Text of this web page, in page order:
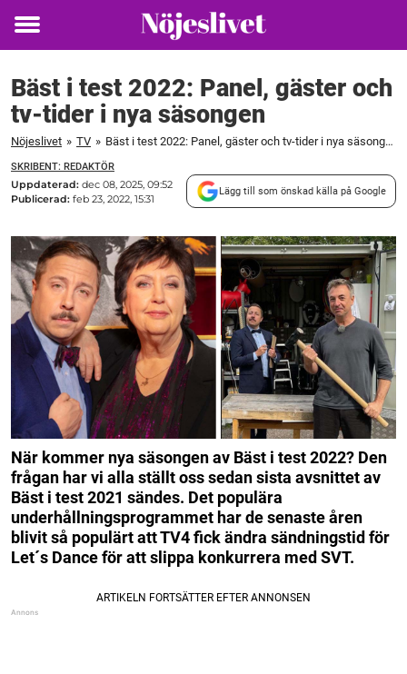
Toggle
Bäst i test 2022: Panel, gäster och
tv-tider i nya säsongen
Nöjeslivet » TV » Bäst i test 2022: Panel, gäster och tv-tider i nya säsongen
SKRIBENT: REDAKTÖR
Uppdaterad: dec 08, 2025, 09:52
Publicerad: feb 23, 2022, 15:31
Lägg till som önskad källa på Google
När kommer nya säsongen av Bäst i test 2022? Den
frågan har vi alla ställt oss sedan sista avsnittet av
Bäst i test 2021 sändes. Det populära
underhållningsprogrammet har de senaste åren
blivit så populärt att TV4 fick ändra sändningstid för
Let´s Dance för att slippa konkurrera med SVT.